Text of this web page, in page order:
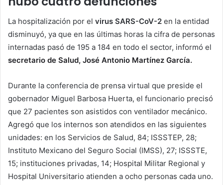
La hospitalización por el virus SARS-CoV-2 en la entidad
disminuyó, ya que en las últimas horas la cifra de personas
internadas pasó de 195 a 184 en todo el sector, informó el
secretario de Salud, José Antonio Martínez García.
Durante la conferencia de prensa virtual que preside el
gobernador Miguel Barbosa Huerta, el funcionario precisó
que 27 pacientes son asistidos con ventilador mecánico.
Agregó que los internos son atendidos en las siguientes
unidades: en los Servicios de Salud, 84; ISSSTEP, 28;
Instituto Mexicano del Seguro Social (IMSS), 27; ISSSTE,
15; instituciones privadas, 14; Hospital Militar Regional y
Hospital Universitario atienden a ocho personas cada uno.